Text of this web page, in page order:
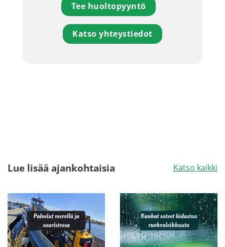
Tee huoltopyyntö
Katso yhteystiedot
Lue lisää ajankohtaisia Katso kaikki